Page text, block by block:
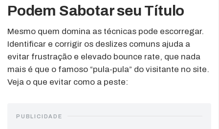
Podem Sabotar seu Título
Mesmo quem domina as técnicas pode escorregar.
Identificar e corrigir os deslizes comuns ajuda a
evitar frustração e elevado bounce rate, que nada
mais é que o famoso “pula-pula” do visitante no site.
Veja o que evitar como a peste:
PUBLICIDADE